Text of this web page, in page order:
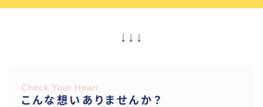
↓↓↓
Check Your Heart
こんな想いありませんか？